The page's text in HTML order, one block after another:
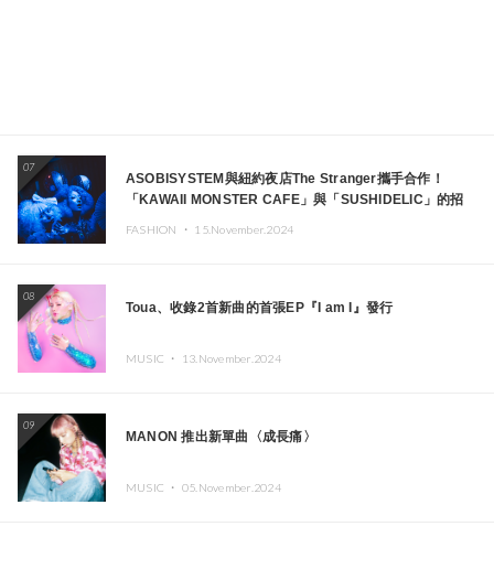
07
ASOBISYSTEM與紐約夜店The Stranger攜手合作！
「KAWAII MONSTER CAFE」與「SUSHIDELIC」的招
FASHION ・ 15.November.2024
08
Toua、收錄2首新曲的首張EP『I am I』發行
MUSIC ・ 13.November.2024
09
MANON 推出新單曲〈成長痛〉
MUSIC ・ 05.November.2024